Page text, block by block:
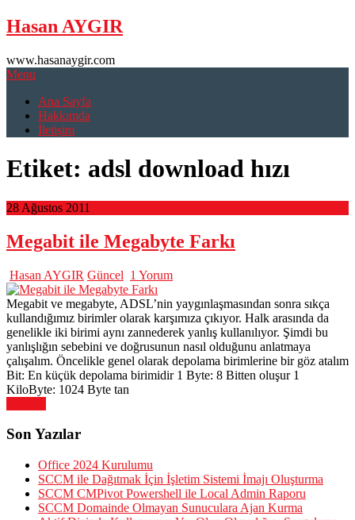
Skip
to
Hasan AYGIR
www.hasanaygir.com
Menu
Ana Sayfa
Hakkımda
İletişim
Etiket: adsl download hızı
28 Ağustos 2011
Megabit ile Megabyte Farkı
Hasan AYGIR Güncel 1 Yorum
Megabit ve megabyte, ADSL’nin yaygınlaşmasından sonra sıkça
kullandığımız birimler olarak karşımıza çıkıyor. Halk arasında da
genelikle iki birimi aynı zannederek yanlış kullanılıyor. Şimdi bu
yanlışlığın sebebini ve doğrusunun nasıl olduğunu anlatmaya
çalışalım. Öncelikle genel olarak depolama birimlerine bir göz atalım
Bit: En küçük depolama birimidir 1 Byte: 8 Bitten oluşur 1
KiloByte: 1024 Byte tan
Son Yazılar
Office 2024 Kurulumu
SCCM ile Dağıtmak İçin İşletim Sistemi İmajı Oluşturma
SCCM CMPivot Powershell ile Local Admin Raporu
SCCM Domainde Olmayan Sunuculara Ajan Kurma